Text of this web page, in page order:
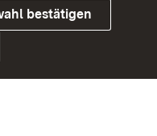
bestätigen